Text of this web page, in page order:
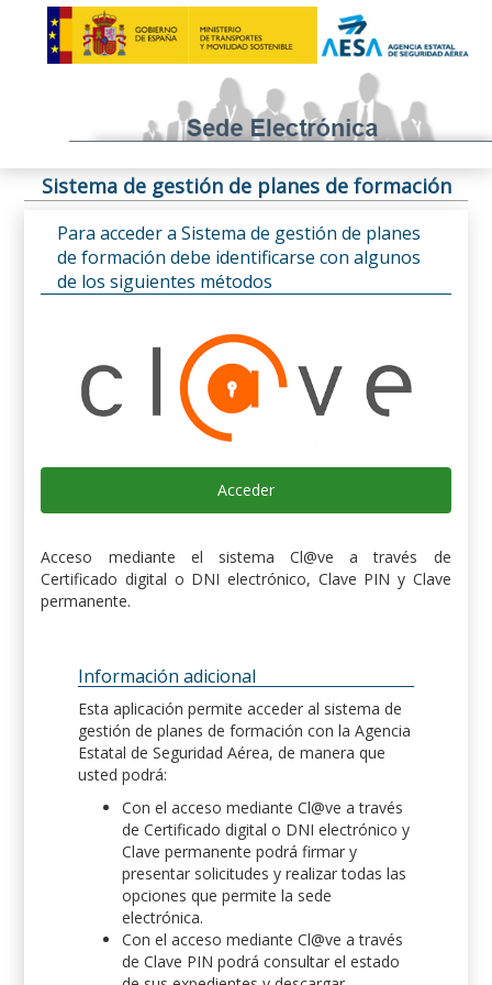
Sistema de gestión de planes de formación
Para acceder a Sistema de gestión de planes
de formación debe identificarse con algunos
de los siguientes métodos
Acceder
Acceso mediante el sistema Cl@ve a través de
Certificado digital o DNI electrónico, Clave PIN y Clave
permanente.
Información adicional
Esta aplicación permite acceder al sistema de
gestión de planes de formación con la Agencia
Estatal de Seguridad Aérea, de manera que
usted podrá:
Con el acceso mediante Cl@ve a través
de Certificado digital o DNI electrónico y
Clave permanente podrá firmar y
presentar solicitudes y realizar todas las
opciones que permite la sede
electrónica.
Con el acceso mediante Cl@ve a través
de Clave PIN podrá consultar el estado